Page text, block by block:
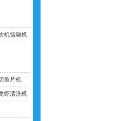
机雪融机
鱼片机
虾清洗机